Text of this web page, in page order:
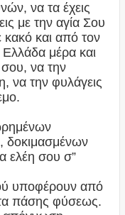
να τα έχεις
με την αγία Σου
και από τον
μέρα και
σου, να την
να την φυλάγεις
δοκιμασμένων
ελέη σου σ”
υποφέρουν από
πάσης φύσεως.